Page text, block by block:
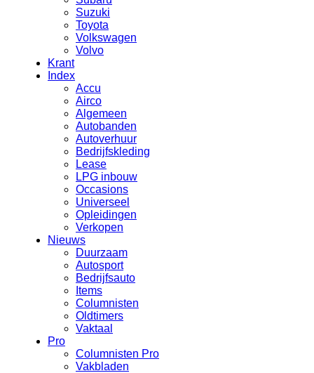
Suzuki
Toyota
Volkswagen
Volvo
Krant
Index
Accu
Airco
Algemeen
Autobanden
Autoverhuur
Bedrijfskleding
Lease
LPG inbouw
Occasions
Universeel
Opleidingen
Verkopen
Nieuws
Duurzaam
Autosport
Bedrijfsauto
Items
Columnisten
Oldtimers
Vaktaal
Pro
Columnisten Pro
Vakbladen